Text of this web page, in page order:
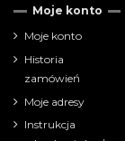
Moje konto
Moje konto
Historia
zamówień
Moje adresy
Instrukcja